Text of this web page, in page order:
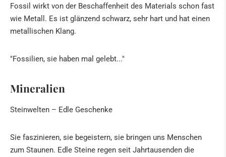
Fossil wirkt von der Beschaffenheit des Materials schon fast
wie Metall. Es ist glänzend schwarz, sehr hart und hat einen
metallischen Klang.
"Fossilien, sie haben mal gelebt..."
Mineralien
Steinwelten – Edle Geschenke
Sie faszinieren, sie begeistern, sie bringen uns Menschen
zum Staunen. Edle Steine regen seit Jahrtausenden die